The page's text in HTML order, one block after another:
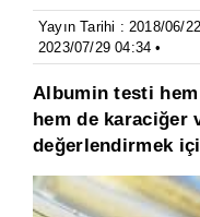
Yayın Tarihi : 2018/06/
2023/07/29 04:34 •
Albumin testi
hem de karaciğer
değerlendirmek